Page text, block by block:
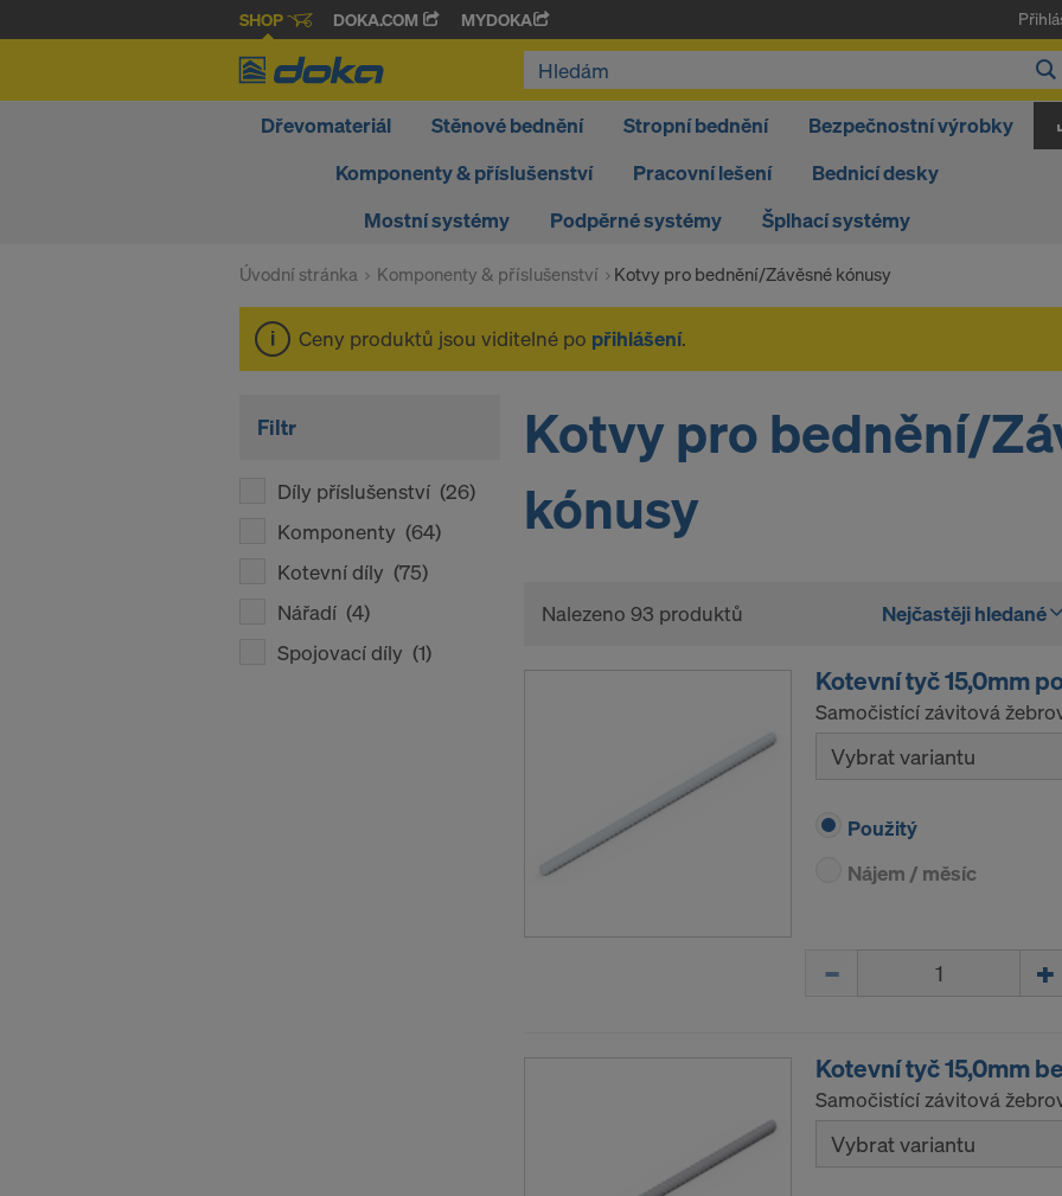
SHOP DOKA.COM MYDOKA
Dřevomateriál Stěnové bednění Stropní bednění
Bezpečnostní výrobky
Komponenty & příslušenství
Pracovní lešení
Bednicí desky
Mostní systémy
Podpěrné systémy Šplhací systémy
Úvodní stránka Komponenty & příslušenství Kotvy pro bednění/Závěsné kónusy
Ceny produktů jsou viditelné po přihlášení.
Filtr
Díly příslušenství (26)
Komponenty (64)
Kotevní díly (75)
Nářadí (4)
Spojovací díly (1)
Kotvy pro bednění/
kónusy
Nalezeno 93 produktů Nejčastěji hledané
Kotevní tyč 15,0mm
Samočistící závitová
Vybrat variantu
Použitý
Nájem / měsíc
Kotevní tyč 15,0mm
Samočistící závitová
Vybrat variantu